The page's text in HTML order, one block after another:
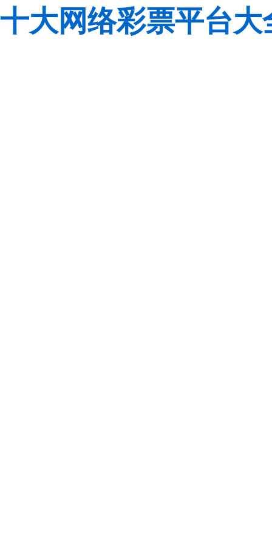
十大网络彩票平台大